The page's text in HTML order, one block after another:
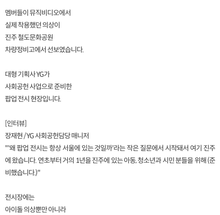
멤버들이 뮤직비디오에서
실제 착용했던 의상이
진주 철도문화공원
차량정비고에서 선보였습니다.
대형 기획사 YG가
사회공헌 사업으로 준비한
팝업 전시 현장입니다.
[인터뷰]
장재현 / YG 사회공헌담당 매니저
"'왜 팝업 전시는 항상 서울에 있는 것일까'라는 작은 질문에서 시작돼서 여기 진주
에 왔습니다. 연초부터 거의 1년을 진주에 있는 아동, 청소년과 시민 분들을 위해 (준
비했습니다.)"
전시장에는
아이돌 의상뿐만 아니라